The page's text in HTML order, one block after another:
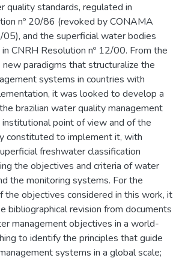
quality standards, regulated in
nº 20/86 (revoked by CONAMA
05), and the superficial water bodies
CNRH Resolution nº 12/00. From the
paradigms that structuralize the
systems in countries with
it was looked to develop a
brazilian water quality management
point of view and of the
constituted to implement it, with
freshwater classification
the objectives and criteria of water
the monitoring systems. For the
the objectives considered in this work, it
bibliographical revision from documents
management objectives in a world-
to identify the principles that guide
systems in a global scale;